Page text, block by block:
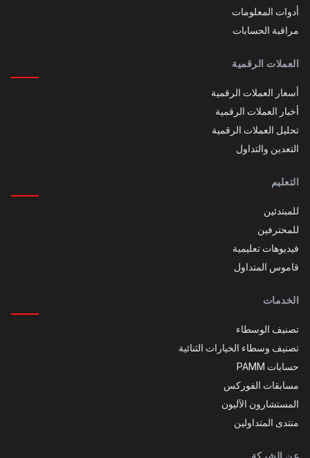
أدوات المعلومات
مراقبة الحسابات
العملات الرقمية
أسعار العملات الرقمية
أخبار العملات الرقمية
تحليل العملات الرقمية
التعدين والتداول
التعليم
للمبتدئين
للمحترفين
فيديوهات تعليمية
قاموس المتداول
الخدمات
تصنيف الوسطاء
تصنيف وسطاء الخيارات الثنائية
حسابات PAMM
مسابقات الفوركس
المستشارون الآليون
منتدى المتداولين